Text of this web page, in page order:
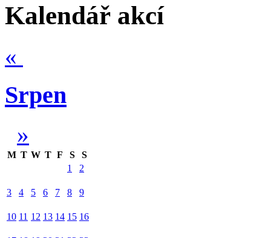
Kalendář akcí
«
Srpen
»
M T W T F S
S
1
2
3 4 5 6 7 8 9
10 11 12 13 14 15 16